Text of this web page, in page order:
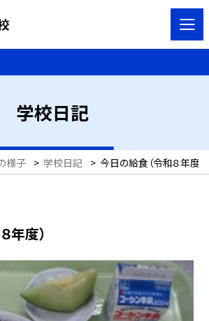
学校日記
様子 > 学校日記 > 今日の給食（令和８年度）
年度）